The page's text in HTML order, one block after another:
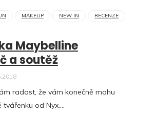
MAKEUP NEW IN
RECENZE
Maybelline
a soutěž
radost, že vám konečně mohu
od Nyx.…